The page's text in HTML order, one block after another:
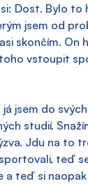
Dost. Bylo
jsem od
skončím. On
vstoupit
jsem do
studií.
Jdu na to
teď
a teď si